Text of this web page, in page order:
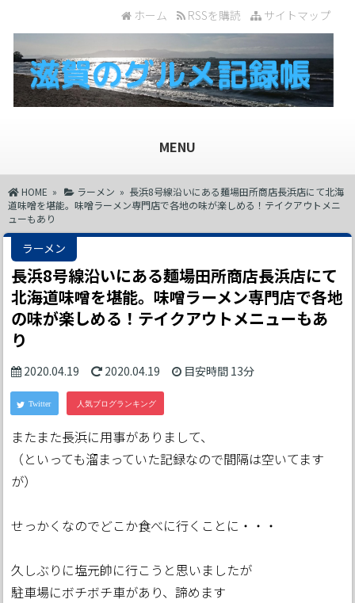
サイトマップ
RSSを購読
ホーム
MENU
HOME » ラーメン » 長浜8号線沿いにある麺場田所商店長浜店にて北海
道味噌を堪能。味噌ラーメン専門店で各地の味が楽しめる！テイクアウトメニ
ューもあり
ラーメン
長浜8号線沿いにある麺場田所商店長浜店にて
北海道味噌を堪能。味噌ラーメン専門店で各地
の味が楽しめる！テイクアウトメニューもあ
り
2020.04.19 2020.04.19 目安時間 13分
またまた長浜に用事がありまして、
（といっても溜まっていた記録なので間隔は空いてます
が）
せっかくなのでどこか食べに行くことに・・・
久しぶりに塩元帥に行こうと思いましたが
駐車場にボチボチ車があり、諦めます